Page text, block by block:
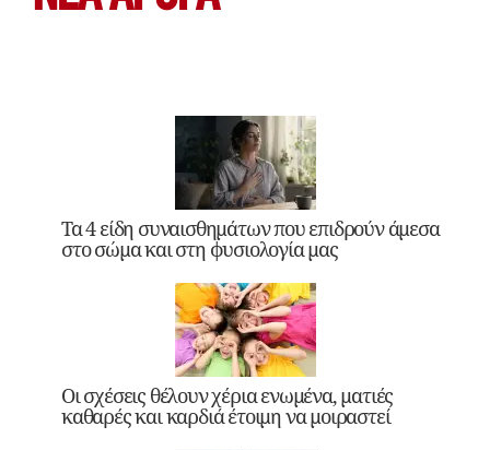
Τα 4 είδη συναισθημάτων που επιδρούν άμεσα
στο σώμα και στη φυσιολογία μας
Οι σχέσεις θέλουν χέρια ενωμένα, ματιές
καθαρές και καρδιά έτοιμη να μοιραστεί